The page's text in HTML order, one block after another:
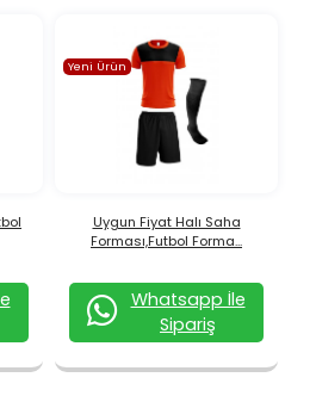
Yeni Ürün
Uygun Fiyat Halı Saha
Forması,Futbol Forma...
Whatsapp İle
Sipariş